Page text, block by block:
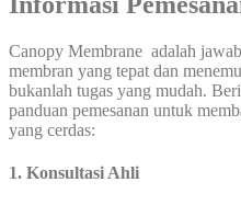
Canopy Membrane adalah
membran yang tepat dan
bukanlah tugas yang mudah.
panduan pemesanan untuk
yang cerdas:
1. Konsultasi Ahli